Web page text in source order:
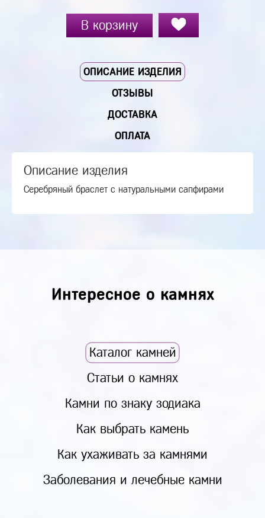
В корзину
ОПИСАНИЕ ИЗДЕЛИЯ
ОТЗЫВЫ
ДОСТАВКА
ОПЛАТА
Описание изделия
Серебряный браслет с натуральными сапфирами
Интересное о камнях
Каталог камней
Статьи о камнях
Камни по знаку зодиака
Как выбрать камень
Как ухаживать за камнями
Заболевания и лечебные камни